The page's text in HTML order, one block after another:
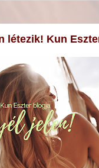
létezik! Kun